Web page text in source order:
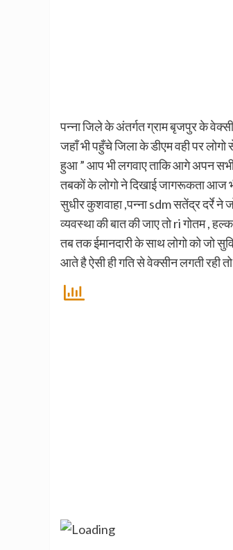
पन्ना जिले के अंतर्गत ग्राम बृजपुर के
जहाँ भी पहुँचे जिला के डीएम वही पर
हुआ ” आप भी लगवाए ताकि आगे अपन
तबकों के लोगो ने दिखाई जागरूकता आज
सुधीर कुशवाहा ,पन्ना sdm सतेंद्र दर्रे
व्यवस्था की बात की जाए तो ri गोतम ,
तब तक ईमानदारी के साथ लोगो को जो
आते है ऐसी ही गति से वेक्सीन लगती रही